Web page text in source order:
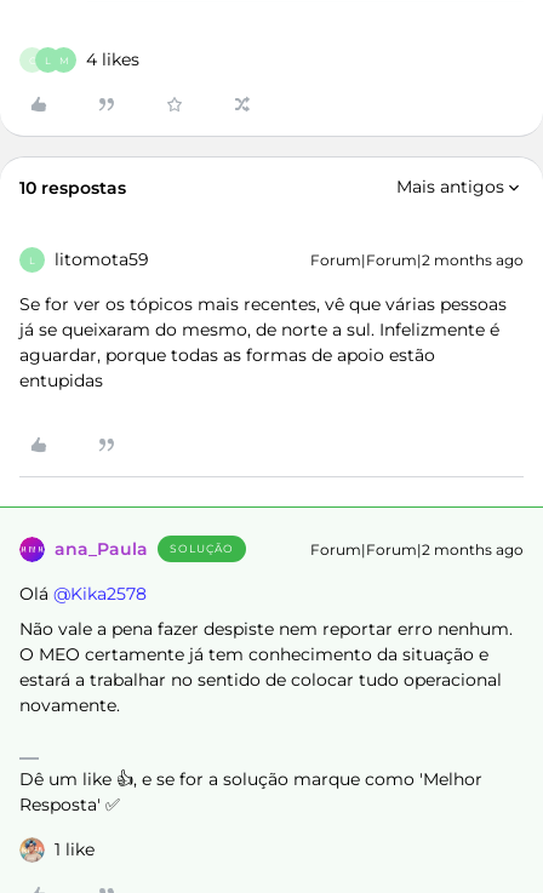
C L M 4 likes
10 respostas Mais antigos
L litomota59 Forum|Forum|2 months ago
Se for ver os tópicos mais recentes, vê que várias pessoas
já se queixaram do mesmo, de norte a sul. Infelizmente é
aguardar, porque todas as formas de apoio estão
entupidas
ana_Paula SOLUÇÃO Forum|Forum|2 months ago
Olá ​ @Kika2578
Não vale a pena fazer despiste nem reportar erro nenhum.
O MEO certamente já tem conhecimento da situação e
estará a trabalhar no sentido de colocar tudo operacional
novamente.
Dê um like 👍, e se for a solução marque como 'Melhor
Resposta' ✅
1 like